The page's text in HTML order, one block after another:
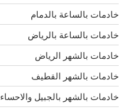
خادمات بالساعة بالدمام
خادمات بالساعة بالرياض
خادمات بالشهر الرياض
خادمات بالشهر القطيف
خادمات بالشهر بالجبيل والاحساء